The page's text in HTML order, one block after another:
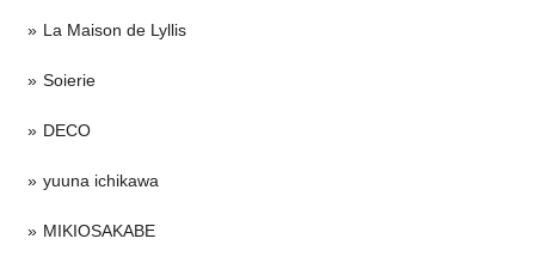
La Maison de Lyllis
Soierie
DECO
yuuna ichikawa
MIKIOSAKABE